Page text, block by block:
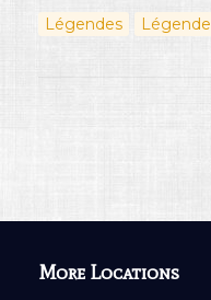
Légendes Légende
More Locations